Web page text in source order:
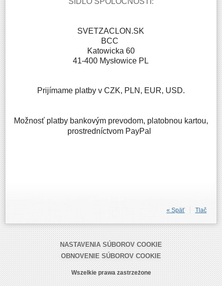
SVETZACLON.SK
BCC
Katowicka 60
41-400 Mysłowice PL
Prijímame platby v CZK, PLN, EUR, USD.
Možnosť platby bankovým prevodom, platobnou kartou,
prostredníctvom PayPal
Tlač
« Späť
NASTAVENIA SÚBOROV COOKIE
OBNOVENIE SÚBOROV COOKIE
Wszelkie prawa zastrzeżone